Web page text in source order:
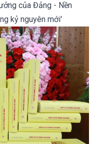
của Đảng - Nền
kỷ nguyên mới'